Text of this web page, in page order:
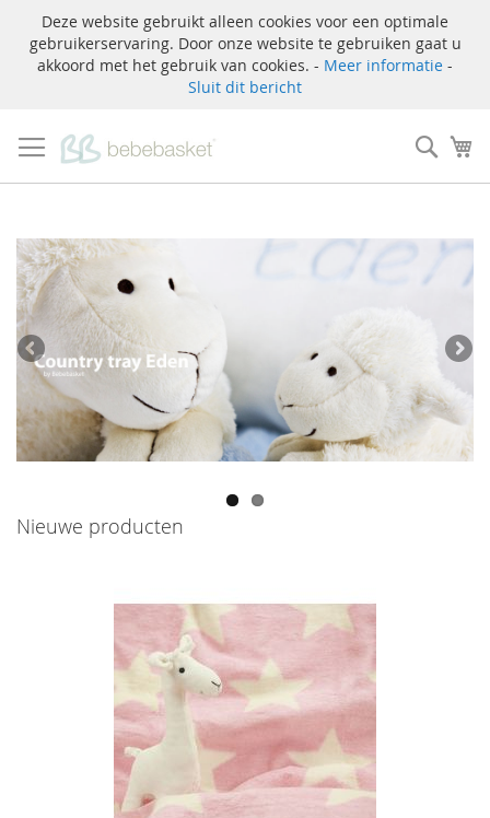
Deze website gebruikt alleen cookies voor een optimale
gebruikerservaring. Door onze website te gebruiken gaat u
akkoord met het gebruik van cookies. - Meer informatie -
Sluit dit bericht
naar
de
inhoud
Zoek
Nieuwe producten